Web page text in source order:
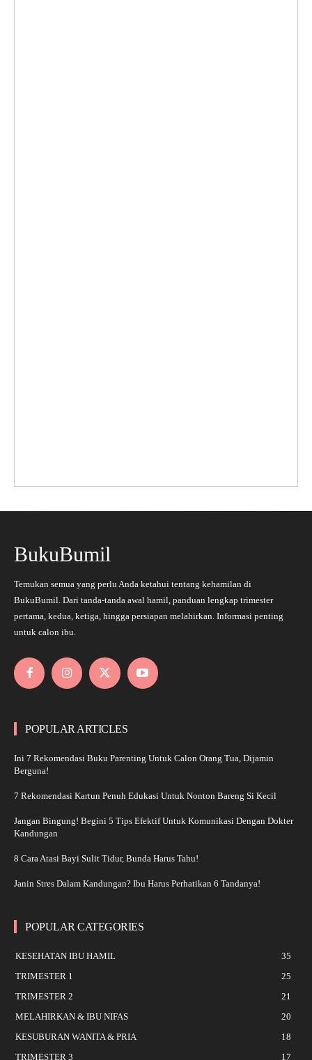
BukuBumil
Temukan semua yang perlu Anda ketahui tentang kehamilan di
BukuBumil. Dari tanda-tanda awal hamil, panduan lengkap trimester
pertama, kedua, ketiga, hingga persiapan melahirkan. Informasi penting
untuk calon ibu.
POPULAR ARTICLES
Ini 7 Rekomendasi Buku Parenting Untuk Calon Orang Tua, Dijamin
Berguna!
7 Rekomendasi Kartun Penuh Edukasi Untuk Nonton Bareng Si Kecil
Jangan Bingung! Begini 5 Tips Efektif Untuk Komunikasi Dengan Dokter
Kandungan
8 Cara Atasi Bayi Sulit Tidur, Bunda Harus Tahu!
Janin Stres Dalam Kandungan? Ibu Harus Perhatikan 6 Tandanya!
POPULAR CATEGORIES
KESEHATAN IBU HAMIL
35
TRIMESTER 1
25
TRIMESTER 2
21
MELAHIRKAN & IBU NIFAS
20
KESUBURAN WANITA & PRIA
18
TRIMESTER 3
17